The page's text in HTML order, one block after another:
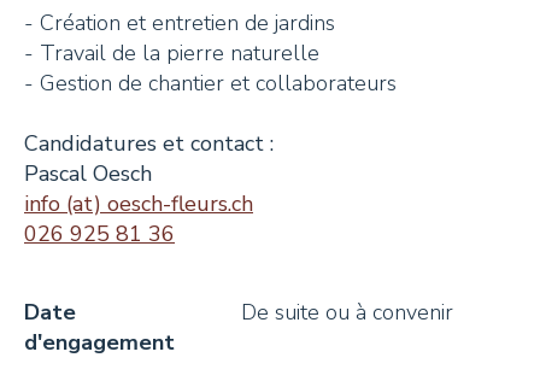
Ambassadeurs
CONTACT
Économie et Tourisme
- Création et entretien de jardins
- Travail de la pierre naturelle
- Gestion de chantier et collaborateurs
Candidatures et contact :
Pascal Oesch
info (at) oesch-fleurs.ch
026 925 81 36
Date
d'engagement
De suite ou à convenir